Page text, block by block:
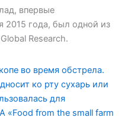
впервые
2015 года, был одной из
Research.